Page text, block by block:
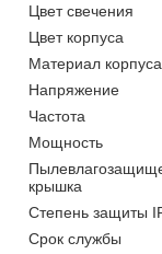
Цвет свечения
Цвет корпуса
Материал корпуса
Напряжение
Частота
Мощность
крышка
Степень защиты
Срок службы